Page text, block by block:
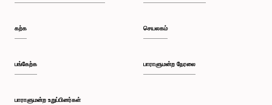
கற்க
பங்கேற்க
பாராளுமன்ற உறுப்பினர்கள்
செயலகம்
பாராளுமன்ற நேரலை